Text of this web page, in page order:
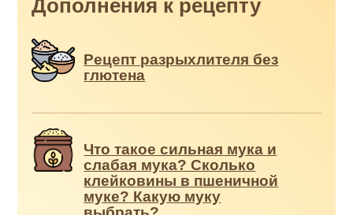
Дополнения к рецепту
Рецепт разрыхлителя без
глютена
Что такое сильная мука и
слабая мука? Сколько
клейковины в пшеничной
муке? Какую муку